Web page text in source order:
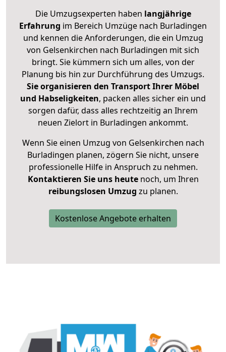
Die Umzugsexperten haben langjährige
Erfahrung im Bereich Umzüge nach Burladingen
und kennen die Anforderungen, die ein Umzug
von Gelsenkirchen nach Burladingen mit sich
bringt. Sie kümmern sich um alles, von der
Planung bis hin zur Durchführung des Umzugs.
Sie organisieren den Transport Ihrer Möbel
und Habseligkeiten, packen alles sicher ein und
sorgen dafür, dass alles rechtzeitig an Ihrem
neuen Zielort in Burladingen ankommt.
Wenn Sie einen Umzug von Gelsenkirchen nach
Burladingen planen, zögern Sie nicht, unsere
professionelle Hilfe in Anspruch zu nehmen.
Kontaktieren Sie uns heutenoch, um Ihren
reibungslosen Umzug zu planen.
Kostenlose Angebote erhalten